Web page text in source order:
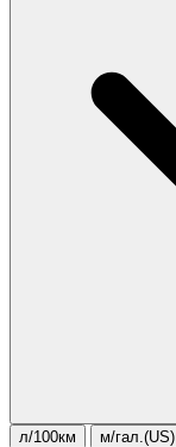
л/100км м/гал.(US)